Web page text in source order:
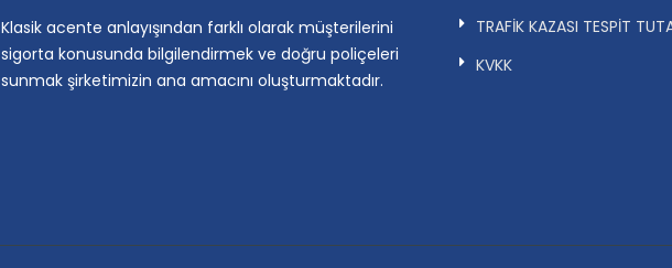
Klasik acente anlayışından farklı olarak müşterilerini
sigorta konusunda bilgilendirmek ve doğru poliçeleri
sunmak şirketimizin ana amacını oluşturmaktadır.
TRAFİK KAZASI TESPİT
KVKK